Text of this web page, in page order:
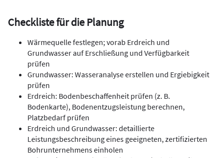
Checkliste für die Planung
Wärmequelle festlegen; vorab Erdreich und
Grundwasser auf Erschließung und Verfügbarkeit
prüfen
Grundwasser: Wasseranalyse erstellen und Ergiebigkeit
prüfen
Erdreich: Bodenbeschaffenheit prüfen (z. B.
Bodenkarte), Bodenentzugsleistung berechnen,
Platzbedarf prüfen
Erdreich und Grundwasser: detaillierte
Leistungsbeschreibung eines geeigneten, zertifizierten
Bohrunternehmens einholen